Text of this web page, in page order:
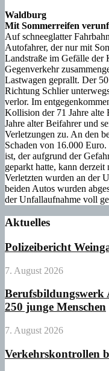
Waldburg
Mit Sommerreifen
Auf schneeglatter
Autofahrer, der nur mit
Landstraße im Gefälle der
Gegenverkehr
Lastwagen geprallt. Der
Richtung Schlier
verlor. Im
Kollision der 71 Jahre alte
Jahre alter Beifahrer und
Verletzungen zu. An den
Schaden von 16.000
ist, der aufgrund der
geparkt hatte, kann
Verletzten wurden an der
beiden Autos wurden
der Unfallaufnahme voll
Aktuelles
Polizeibericht
7. August 2026
Berufsbildungswerk
250 junge Menschen
7. August 2026
Verkehrskontrollen